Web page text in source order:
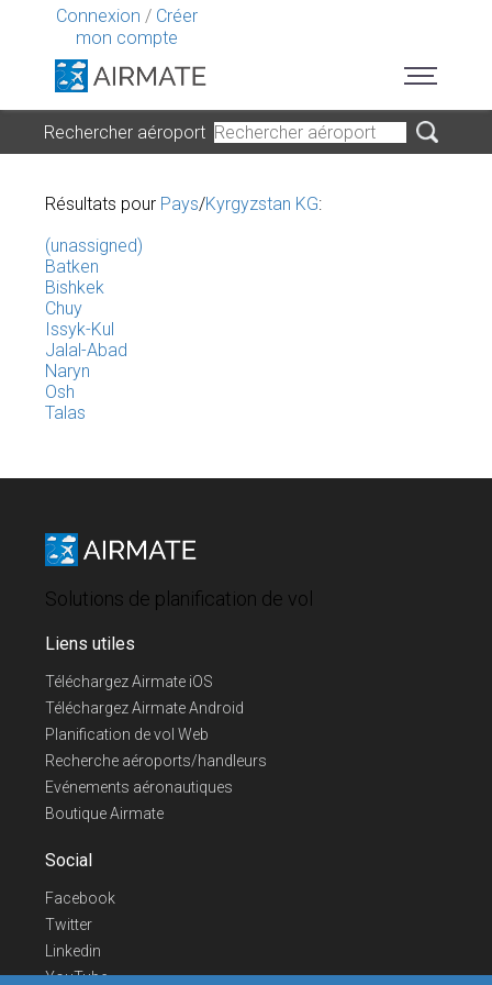
Connexion / Créer
mon compte
Rechercher aéroport
Résultats pour Pays/Kyrgyzstan KG:
(unassigned)
Batken
Bishkek
Chuy
Issyk-Kul
Jalal-Abad
Naryn
Osh
Talas
Solutions de planification de vol
Liens utiles
Téléchargez Airmate iOS
Téléchargez Airmate Android
Planification de vol Web
Recherche aéroports/handleurs
Evénements aéronautiques
Boutique Airmate
Social
Facebook
Twitter
Linkedin
YouTube